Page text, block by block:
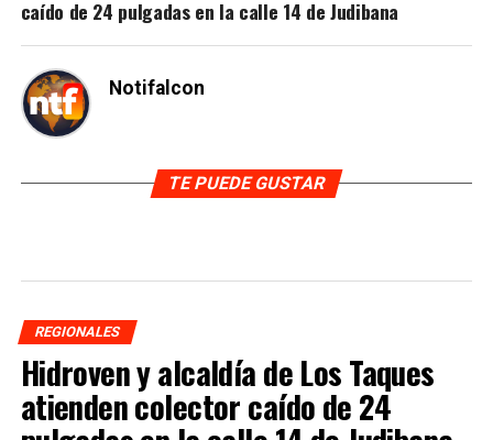
caído de 24 pulgadas en la calle 14 de Judibana
Notifalcon
TE PUEDE GUSTAR
REGIONALES
Hidroven y alcaldía de Los Taques
atienden colector caído de 24